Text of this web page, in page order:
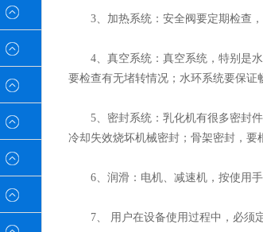
3、加热系统：安全阀要定期检查，
4、真空系统：真空系统，特别是水
要检查有无堵转情况；水环系统要保证
5、密封系统：乳化机有很多密封件
冷却失效烧坏机械密封；骨架密封，要
6、润滑：电机、减速机，按使用手
7、 用户在设备使用过程中，必须定